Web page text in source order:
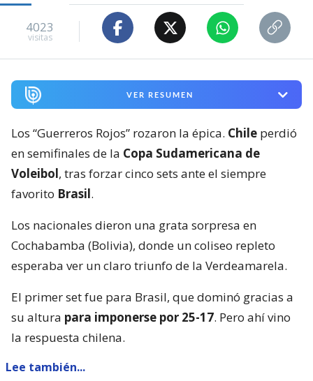
4023
visitas
VER RESUMEN
Los “Guerreros Rojos” rozaron la épica. Chile perdió
en semifinales de la Copa Sudamericana de
Voleibol, tras forzar cinco sets ante el siempre
favorito Brasil.
Los nacionales dieron una grata sorpresa en
Cochabamba (Bolivia), donde un coliseo repleto
esperaba ver un claro triunfo de la Verdeamarela.
El primer set fue para Brasil, que dominó gracias a
su altura para imponerse por 25-17. Pero ahí vino
la respuesta chilena.
Lee también...